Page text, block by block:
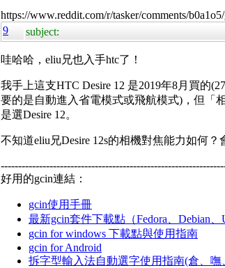
https://www.reddit.com/r/tasker/comments/
9 subject:
哇哈哈，eliu兄也入手htc了！
我手上這支HTC Desire 12 是2019年8月買的
要的是自動進入省電模式或飛航模式)，但「
是選Desire 12。
不知道eliu兄Desire 12s的相機對焦能力如何？
好用的gcin連結：
gcin使用手冊
最新gcin套件下載點（Fedora、Debian、
gcin for windows 下載點與使用指南
gcin for Android
拆字型輸入法自動選字使用指南(倉、嘸